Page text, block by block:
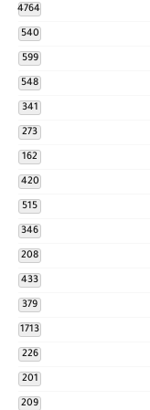
4764
540
599
548
341
273
162
420
515
346
208
433
379
1713
226
201
209